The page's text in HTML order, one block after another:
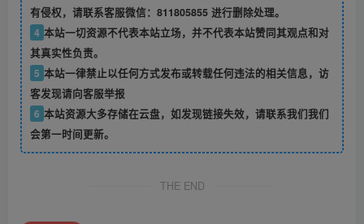
有侵权，请联系客服微信：811805855 进行删除处理。
4 本站一切资源不代表本站立场，并不代表本站赞同其观点和对
其真实性负责。
5 本站一律禁止以任何方式发布或转载任何违法的相关信息，访
客发现请向客服举报
6 本站资源大多存储在云盘，如发现链接失效，请联系我们我们
会第一时间更新。
THE END